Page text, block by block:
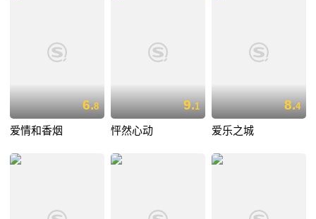
6.8
爱情和香烟
9.1
怦然心动
8.4
爱乐之城